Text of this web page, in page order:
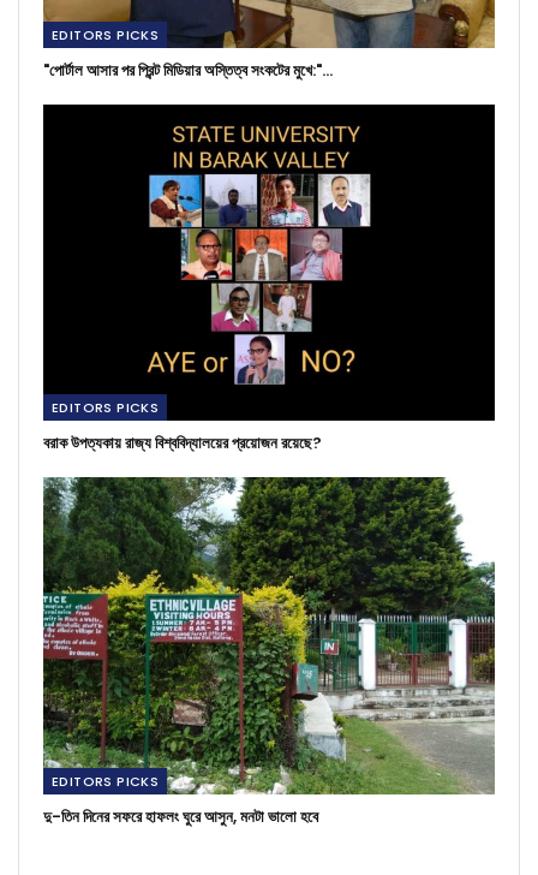
EDITORS PICKS
"পোর্টাল আসার পর প্রিন্ট মিডিয়ার অস্তিত্ব সংকটের মুখে:"…
EDITORS PICKS
বরাক উপত্যকায় রাজ্য বিশ্ববিদ্যালয়ের প্রয়োজন রয়েছে?
EDITORS PICKS
দু-তিন দিনের সফরে হাফলং ঘুরে আসুন, মনটা ভালো হবে